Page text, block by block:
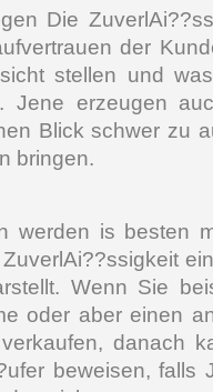
Die
der
stellen und
Jene erzeugen
Blick schwer zu
bringen.
werden is besten
Wenn Sie
oder aber einen
danach
beweisen, falls